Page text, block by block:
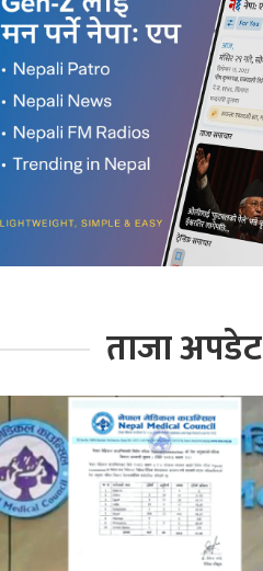
ताजा अपडेट